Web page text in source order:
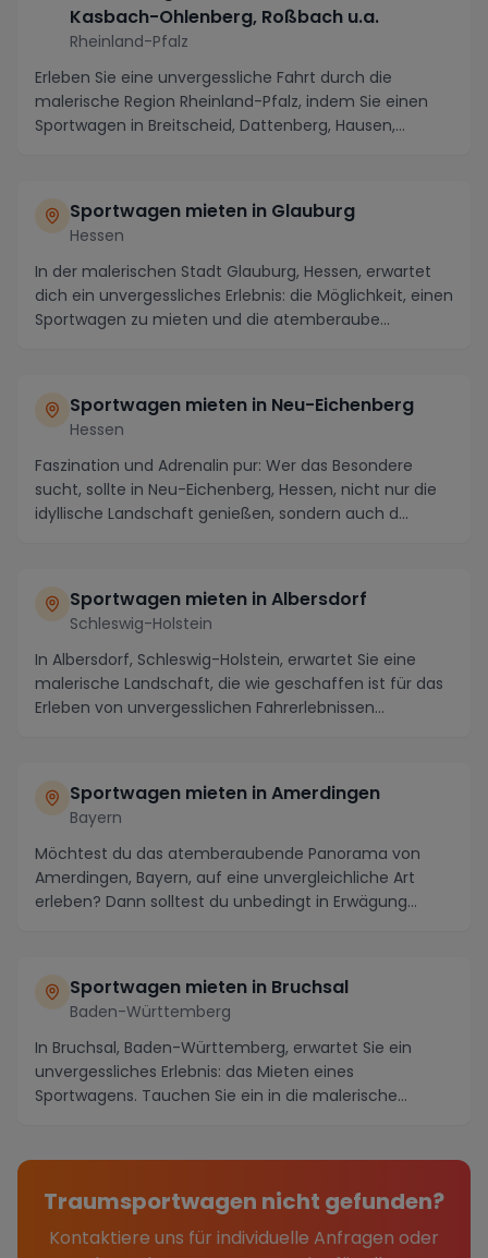
Kasbach-Ohlenberg, Roßbach u.a.
Rheinland-Pfalz
Erleben Sie eine unvergessliche Fahrt durch die
malerische Region Rheinland-Pfalz, indem Sie einen
Sportwagen in Breitscheid, Dattenberg, Hausen,
Sportwagen mieten in Glauburg
Hessen
In der malerischen Stadt Glauburg, Hessen, erwartet
dich ein unvergessliches Erlebnis: die Möglichkeit, einen
Sportwagen zu mieten und die atemberaube...
Sportwagen mieten in Neu-Eichenberg
Hessen
Faszination und Adrenalin pur: Wer das Besondere
sucht, sollte in Neu-Eichenberg, Hessen, nicht nur die
idyllische Landschaft genießen, sondern auch d...
Sportwagen mieten in Albersdorf
Schleswig-Holstein
In Albersdorf, Schleswig-Holstein, erwartet Sie eine
malerische Landschaft, die wie geschaffen ist für das
Erleben von unvergesslichen Fahrerlebnissen...
Sportwagen mieten in Amerdingen
Bayern
Möchtest du das atemberaubende Panorama von
Amerdingen, Bayern, auf eine unvergleichliche Art
erleben? Dann solltest du unbedingt in Erwägung
Sportwagen mieten in Bruchsal
Baden-Württemberg
In Bruchsal, Baden-Württemberg, erwartet Sie ein
unvergessliches Erlebnis: das Mieten eines
Sportwagens. Tauchen Sie ein in die malerische
Traumsportwagen nicht gefunden?
Kontaktiere uns für individuelle Anfragen oder